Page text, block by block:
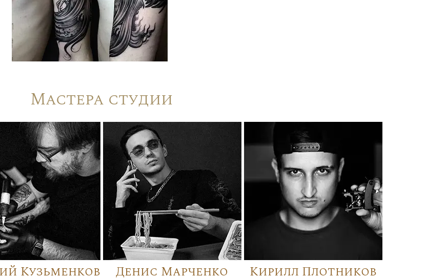
Мастера студии
Кузьменков Денис Марченко Кирилл Плотников